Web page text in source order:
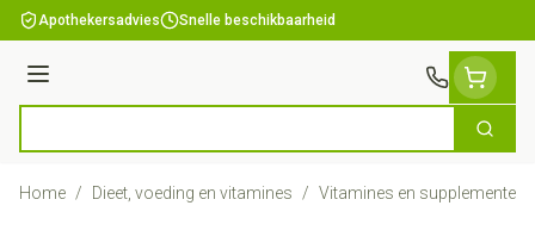
Ga naar de inhoud
Apothekersadvies Snelle beschikbaarheid
Menu
Zoek
Home / Dieet, voeding en vitamines / Vitamines en supplementen